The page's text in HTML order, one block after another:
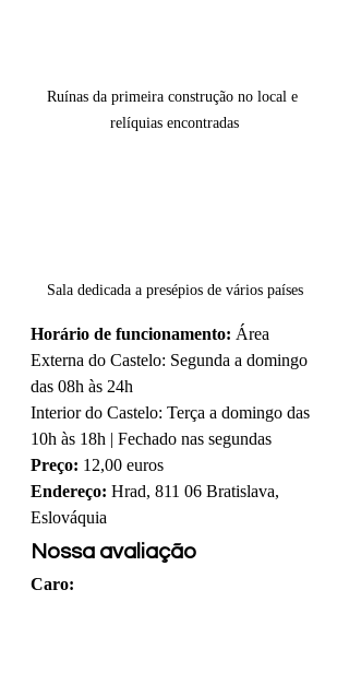
Ruínas da primeira construção no local e
relíquias encontradas
Sala dedicada a presépios de vários países
Horário de funcionamento: Área
Externa do Castelo: Segunda a domingo
das 08h às 24h
Interior do Castelo: Terça a domingo das
10h às 18h | Fechado nas segundas
Preço: 12,00 euros
Endereço: Hrad, 811 06 Bratislava,
Eslováquia
Nossa avaliação
Caro: